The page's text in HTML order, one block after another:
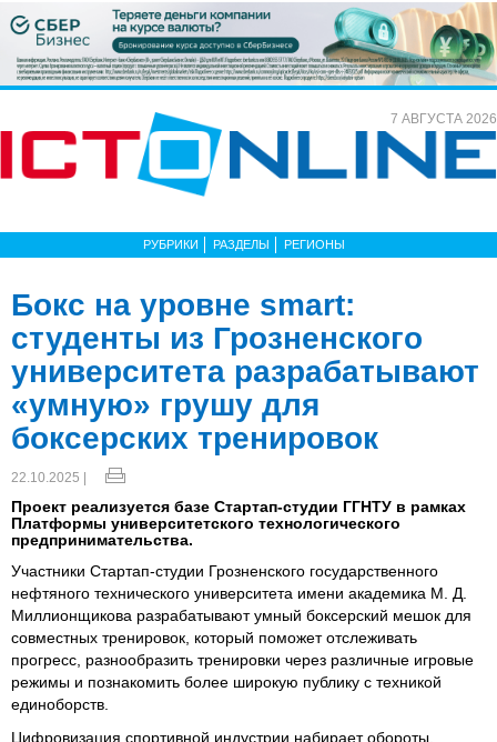
7 АВГУСТА 2026
РУБРИКИ РАЗДЕЛЫ РЕГИОНЫ
Бокс на уровне smart:
студенты из Грозненского
университета разрабатывают
«умную» грушу для
боксерских тренировок
22.10.2025 |
Проект реализуется базе Стартап-студии ГГНТУ в рамках
Платформы университетского технологического
предпринимательства.
Участники Стартап-студии Грозненского государственного
нефтяного технического университета имени академика М. Д.
Миллионщикова разрабатывают умный боксерский мешок для
совместных тренировок, который поможет отслеживать
прогресс, разнообразить тренировки через различные игровые
режимы и познакомить более широкую публику с техникой
единоборств.
Цифровизация спортивной индустрии набирает обороты,